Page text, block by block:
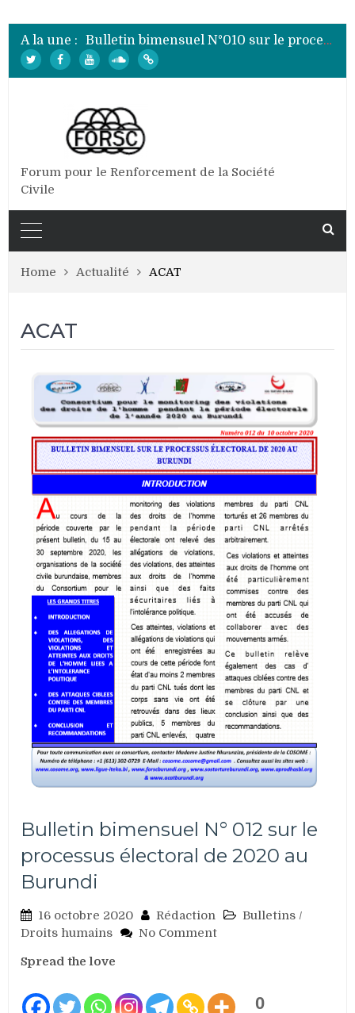
A la une :
Bulletin bimensuel N° 012 sur le processus électoral de 2020 au Burundi
Bulletin bimensuel N°010 sur le processus électoral de 2020 au Burundi
Bulletin bimensuel N°008 sur le processus électoral de 2020 au Burundi
Forum pour le Renforcement de la Société
Civile
Home Actualité ACAT
ACAT
Bulletin bimensuel N° 012 sur le
processus électoral de 2020 au
Burundi
16 octobre 2020 Rédaction Bulletins /
Droits humains
No Commenton
012
Spread the love
0